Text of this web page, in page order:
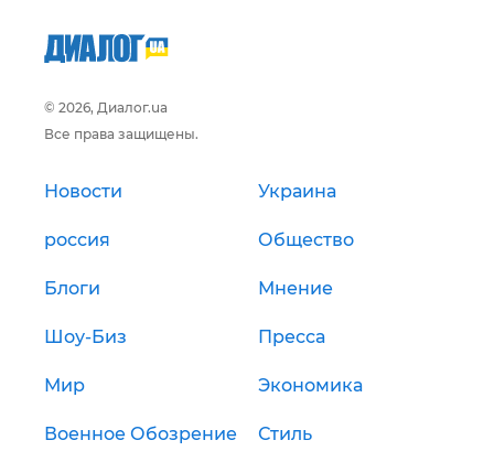
© 2026, Диалог.ua
Все права защищены.
Новости Украина
россия Общество
Блоги Мнение
Шоу-Биз Пресса
Мир Экономика
Военное Обозрение Стиль